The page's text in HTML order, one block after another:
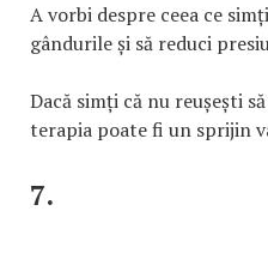
A vorbi despre ceea ce
gândurile și să reduci
Dacă simți că nu reușești
terapia poate fi un sprijin
7.